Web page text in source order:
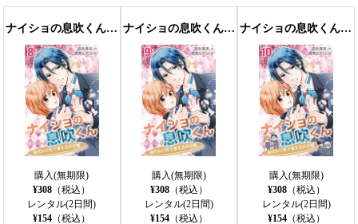
ナイショの息吹くん～身代わり男子寮生活の受難 8巻〈なにこれモテ期!?〉
購入(無期限)
¥308 （税込）
レンタル(2日間)
¥154 （税込）
ナイショの息吹くん～身代わり男子寮生活の受難 9巻〈明日は決戦の日〉
購入(無期限)
¥308（税込）
レンタル(2日間)
¥154（税込）
ナイショの息吹くん～身代わり男子寮生活の受難 10巻〈愛しき者を救うために〉
購入(無期限)
¥308（税込）
レンタル(2日間)
¥154（税込）